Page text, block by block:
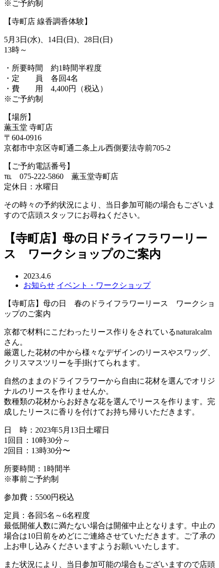
※ご予約制
【寺町店 線香調香体験】
5月3日(水)、14日(日)、28日(日)
13時～
・所要時間 約1時間半程度
・定 員 各回4名
・費 用 4,400円（税込）
※ご予約制
【場所】
薫玉堂 寺町店
〒 604‐0916
京都市中京区寺町通二条上ル西側要法寺前705-2
【ご予約電話番号】
℡ 075-222-5860
薫玉堂寺町店
定休日：水曜日
その時々の予約状況により、当日参加可能の場合もございま
すので店頭スタッフにお尋ねください。
【寺町店】母の日ドライフラワーリー
ス ワークショップのご案内
2023.4.6
お知らせ イベント・ワークショップ
【寺町店】母の日 春のドライフラワーリース ワークショ
ップのご案内
京都で材料にこだわったリース作りをされているnaturalcalm
さん。
厳選した花材の中から様々なデザインのリースやスワッグ、
クリスマスツリーを手掛けてられます。
自然のままのドライフラワーから自由に花材を選んでオリジ
ナルのリースを作りませんか。
数種類の花材からお好きな花を選んでリースを作ります。完
成したリースに香りを付けてお持ち帰りいただきます。
日 時：2023年5月13日土曜日
1回目：10時30分～
2回目：13時30分〜
所要時間：1時間半
※事前ご予約制
参加費：5500円税込
定員：各回5名～6名程度
最低開催人数に満たない場合は開催中止となります。中止の
場合は10日前をめどにご連絡させていただきます。ご了承の
上お申し込みくださいますようお願いいたします。
また状況により、当日参加可能の場合もございますので店頭